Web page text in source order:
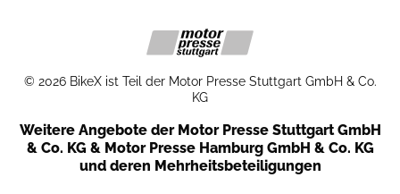
© 2026 BikeX ist Teil der Motor Presse Stuttgart GmbH & Co.
KG
Weitere Angebote der Motor Presse Stuttgart GmbH
& Co. KG & Motor Presse Hamburg GmbH & Co. KG
und deren Mehrheitsbeteiligungen